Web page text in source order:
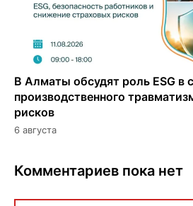
В Алматы обсудят роль ESG в
производственного
рисков
6 августа
Комментариев пока нет